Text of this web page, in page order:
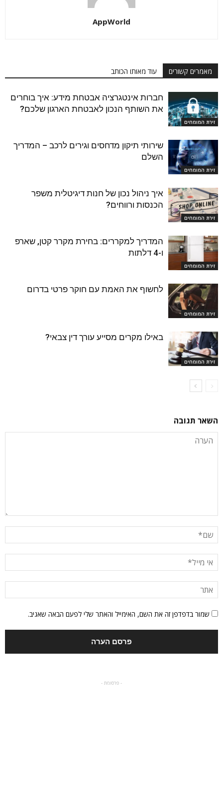
AppWorld
מאמרים קשורים עוד מאותו הכותב
זירת המומחים
חברות אינטגרציה אבטחת מידע: איך בוחרים
את השותף הנכון לאבטחת הארגון שלכם?
זירת המומחים
שירותי תיקון מדחסים וגירים לרכב – המדריך
השלם
זירת המומחים
איך ניהול נכון של חנות דיגיטלית משפר
הכנסות ורווחים?
זירת המומחים
המדריך למקררים: בחירת מקרר קטן, שארפ
ו-4 דלתות
זירת המומחים
לחשוף את האמת עם חוקר פרטי בדרום
זירת המומחים
באילו מקרים מסייע עורך דין צבאי?
השאר תגובה
שמור בדפדפן זה את השם, האימייל והאתר שלי לפעם הבאה שאגיב.
- פרסומת -